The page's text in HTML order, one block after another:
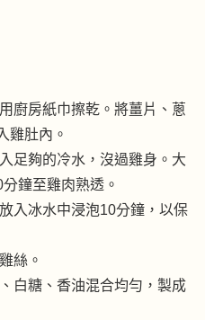
廚房紙巾擦乾。將薑片、蔥
雞肚內。
足夠的冷水，沒過雞身。大
鐘至雞肉熟透。
入冰水中浸泡10分鐘，以保
絲。
白糖、香油混合均勻，製成